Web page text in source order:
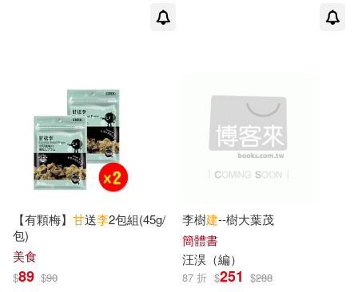
[美]丹尼爾‧埃斯蒂 安德魯‧溫斯頓(1)
[美]司徒琳 主編(1)
[美]張春樹 駱雪倫(1)
ngton）(1)
江西科學技術出版社(3)
河北大學出版社(3)
河南美術出版社(3)
甘肅科學技術出版社(3)
【有顆梅】 甘送李2包組(45g/
包)
美食
$89 $90
李樹建--樹大葉茂
簡體書
汪淏（編）
87 折 $251 $288